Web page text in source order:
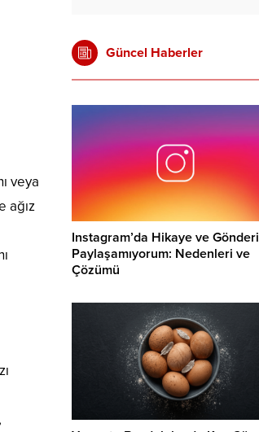
veya
ağız
Güncel Haberler
Instagram’da Hikaye ve Gönderi
Paylaşamıyorum: Nedenleri ve
Çözümü